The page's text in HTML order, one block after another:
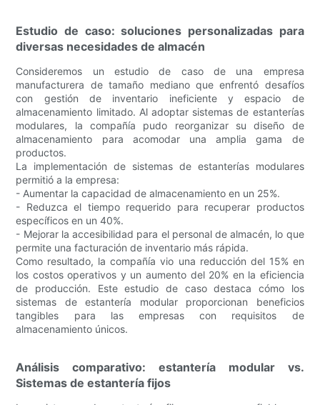
Estudio de caso: soluciones personalizadas para
diversas necesidades de almacén
Consideremos un estudio de caso de una empresa
manufacturera de tamaño mediano que enfrentó desafíos
con gestión de inventario ineficiente y espacio de
almacenamiento limitado. Al adoptar sistemas de estanterías
modulares, la compañía pudo reorganizar su diseño de
almacenamiento para acomodar una amplia gama de
productos.
La implementación de sistemas de estanterías modulares
permitió a la empresa:
- Aumentar la capacidad de almacenamiento en un 25%.
- Reduzca el tiempo requerido para recuperar productos
específicos en un 40%.
- Mejorar la accesibilidad para el personal de almacén, lo que
permite una facturación de inventario más rápida.
Como resultado, la compañía vio una reducción del 15% en
los costos operativos y un aumento del 20% en la eficiencia
de producción. Este estudio de caso destaca cómo los
sistemas de estantería modular proporcionan beneficios
tangibles para las empresas con requisitos de
almacenamiento únicos.
Análisis comparativo: estantería modular vs.
Sistemas de estantería fijos